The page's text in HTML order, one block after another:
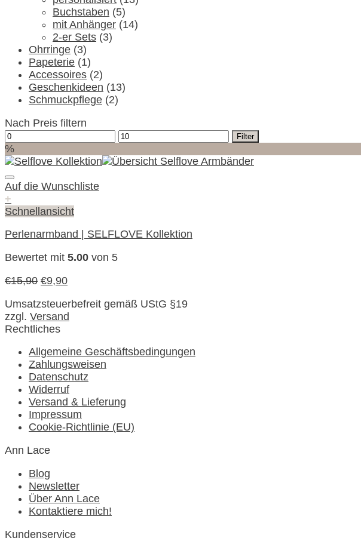
Buchstaben (5)
mit Anhänger (14)
2-er Sets (3)
Ohrringe (3)
Papeterie (1)
Accessoires (2)
Geschenkideen (13)
Schmuckpflege (2)
Nach Preis filtern
Min.
Preis
Max.
Filter
%
Auf die Wunschliste
+
Schnellansicht
Perlenarmband | SELFLOVE Kollektion
Bewertet mit 5.00 von 5
€15,90 €9,90
Umsatzsteuerbefreit gemäß UStG §19
zzgl. Versand
Rechtliches
Allgemeine Geschäftsbedingungen
Zahlungsweisen
Datenschutz
Widerruf
Versand & Lieferung
Impressum
Cookie-Richtlinie (EU)
Ann Lace
Blog
Newsletter
Über Ann Lace
Kontaktiere mich!
Kundenservice